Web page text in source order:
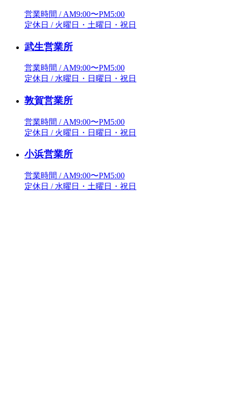
営業時間 / AM9:00〜PM5:00
定休日 / 火曜日・土曜日・祝日
武生営業所
営業時間 / AM9:00〜PM5:00
定休日 / 水曜日・日曜日・祝日
敦賀営業所
営業時間 / AM9:00〜PM5:00
定休日 / 火曜日・日曜日・祝日
小浜営業所
営業時間 / AM9:00〜PM5:00
定休日 / 水曜日・土曜日・祝日